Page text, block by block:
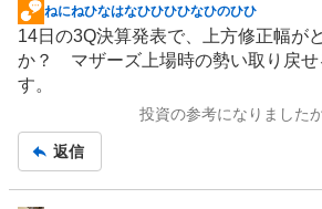
掲
示
板
記
ねにねひなはなひひひひなひのひひ
14日の3Q決算発表で、上方修正幅が
か？ マザーズ上場時の勢い取り戻せ
す。
投資の参考になりました
返信